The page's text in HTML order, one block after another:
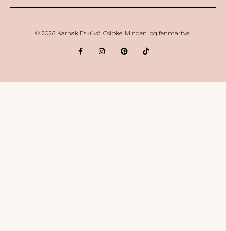
© 2026 Karnak Esküvői Csipke. Minden jog fenntartva.